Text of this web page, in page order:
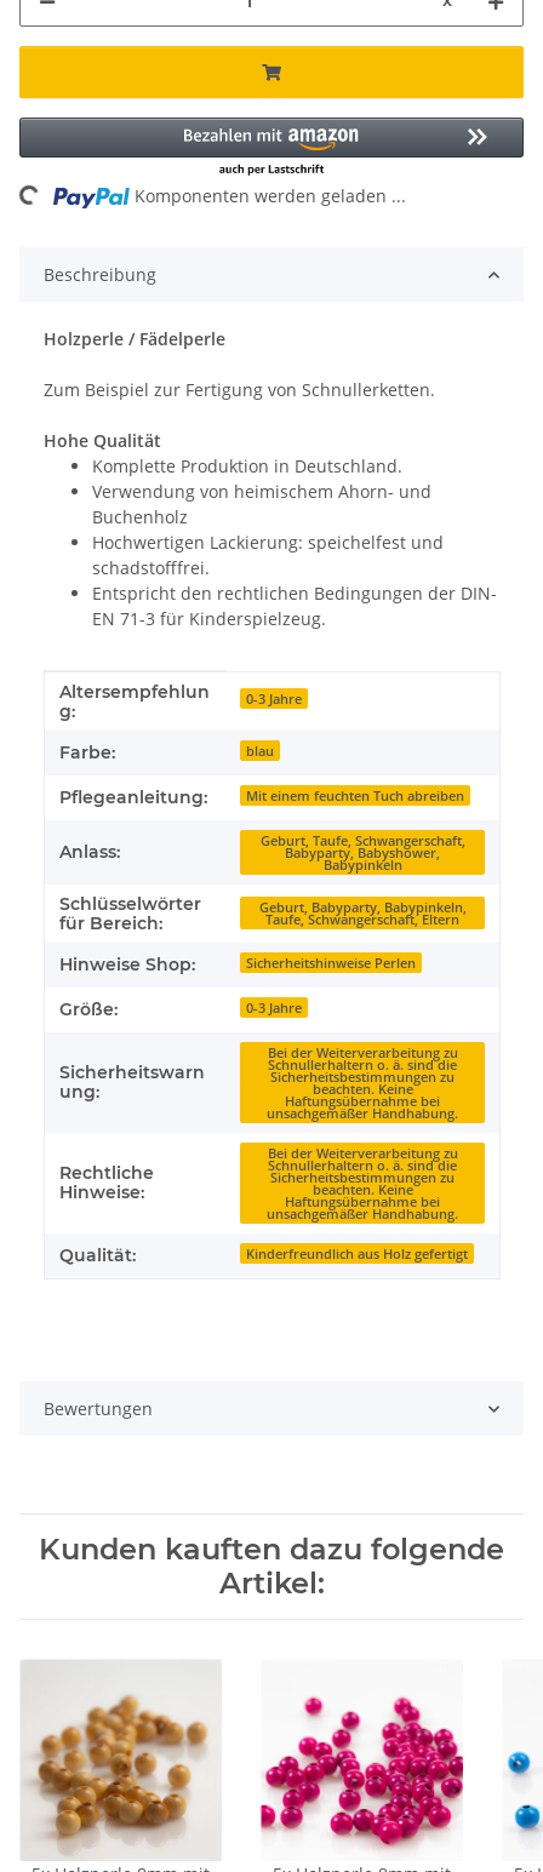
Loading... Komponenten werden geladen ...
Beschreibung
Holzperle / Fädelperle
Zum Beispiel zur Fertigung von Schnullerketten.
Hohe Qualität
Komplette Produktion in Deutschland.
Verwendung von heimischem Ahorn- und
Buchenholz
Hochwertigen Lackierung: speichelfest und
schadstofffrei.
Entspricht den rechtlichen Bedingungen der DIN-
EN 71-3 für Kinderspielzeug.
Produkteigenschaft
Wert
Altersempfehlun
g:
0-3 Jahre
Farbe: blau
Pflegeanleitung: Mit einem feuchten Tuch abreiben
Anlass:
Geburt, Taufe, Schwangerschaft,
Babyparty, Babyshower,
Babypinkeln
Schlüsselwörter
für Bereich:
Geburt, Babyparty, Babypinkeln,
Taufe, Schwangerschaft, Eltern
Hinweise Shop: Sicherheitshinweise Perlen
Größe: 0-3 Jahre
Sicherheitswarn
ung:
Bei der Weiterverarbeitung zu
Schnullerhaltern o. ä. sind die
Sicherheitsbestimmungen zu
beachten. Keine
Haftungsübernahme bei
unsachgemäßer Handhabung.
Rechtliche
Hinweise:
Bei der Weiterverarbeitung zu
Schnullerhaltern o. ä. sind die
Sicherheitsbestimmungen zu
beachten. Keine
Haftungsübernahme bei
unsachgemäßer Handhabung.
Qualität: Kinderfreundlich aus Holz gefertigt
Bewertungen
Kunden kauften dazu folgende
Artikel: